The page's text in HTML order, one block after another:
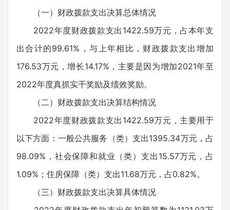
（一）财政拨款支出决算总体情况
2022年度财政拨款支出1422.59万元，占本年支
出合计的99.61%，与上年相比，财政拨款支出增加
176.53万元，增长14.17%，主要是因为增加2021年至
2022年度真抓实干奖励及绩效奖励。
（二）财政拨款支出决算结构情况
2022年度财政拨款支出1422.59万元，主要用于
以下方面：一般公共服务（类）支出1395.34万元，占
98.09%，社会保障和就业（类）支出15.57万元，占
1.09%；住房保障（类）支出11.68万元，占0.82%。
（三）财政拨款支出决算具体情况